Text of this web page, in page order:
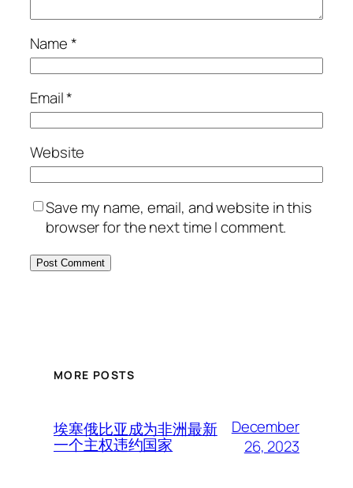
Name*
Email*
Website
Save my name, email, and website in this
browser for the next time I comment.
MORE POSTS
埃塞俄比亚成为非洲最新
一个主权违约国家
December
26, 2023